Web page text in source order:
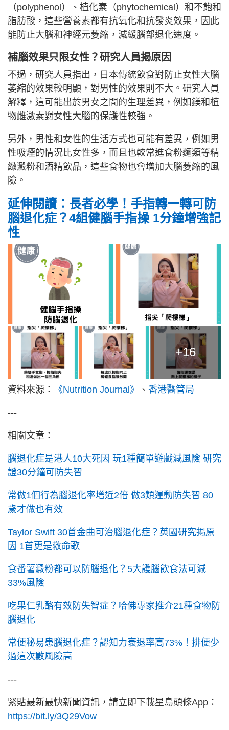
（polyphenol）、植化素（phytochemical）和不飽和
脂肪酸，這些營養素都有抗氧化和抗發炎效果，因此
能防止大腦和神經元萎縮，減緩腦部退化速度。
補腦效果只限女性？研究人員揭原因
不過，研究人員指出，日本傳統飲食對防止女性大腦
萎縮的效果較明顯，對男性的效果則不大。研究人員
解釋，這可能出於男女之間的生理差異，例如鎂和植
物雌激素對女性大腦的保護性較強。
另外，男性和女性的生活方式也可能有差異，例如男
性吸煙的情況比女性多，而且也較常進食粉麵類等精
緻澱粉和酒精飲品，這些食物也會增加大腦萎縮的風
險。
延伸閱讀：長者必學！手指轉一轉可防
腦退化症？4組健腦手指操 1分鐘增強記
性
+16
資料來源： 《Nutrition Journal》 、 香港醫管局
---
相關文章：
腦退化症是港人10大死因 玩1種簡單遊戲減風險 研究
證30分鐘可防失智
常做1個行為腦退化率增近2倍 做3類運動防失智 80
歲才做也有效
Taylor Swift 30首金曲可治腦退化症？英國研究揭原
因 1首更是救命歌
食番薯澱粉都可以防腦退化？5大護腦飲食法可減
33%風險
吃果仁乳酪有效防失智症？哈佛專家推介21種食物防
腦退化
常便秘易患腦退化症？認知力衰退率高73%！排便少
過這次數風險高
---
緊貼最新最快新聞資訊，請立即下載星島頭條App：
https://bit.ly/3Q29Vow